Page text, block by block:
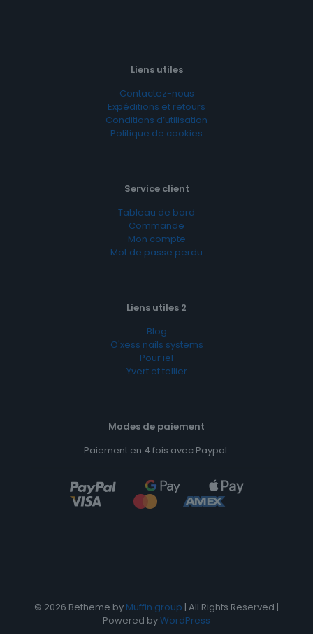
Liens utiles
Contactez-nous
Expéditions et retours
Conditions d’utilisation
Politique de cookies
Service client
Tableau de bord
Commande
Mon compte
Mot de passe perdu
Liens utiles 2
Blog
O'xess nails systems
Pour iel
Yvert et tellier
Modes de paiement
Paiement en 4 fois avec Paypal.
© 2026 Betheme by Muffin group | All Rights Reserved |
Powered byWordPress